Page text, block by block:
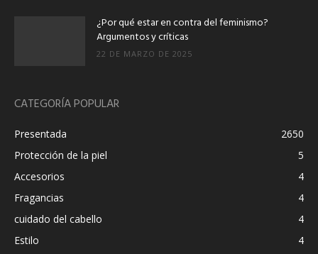
¿Por qué estar en contra del feminismo?
Argumentos y críticas
22 DE MARZO DE 2025
CATEGORÍA POPULAR
Presentada
2650
Protección de la piel
5
Accesorios
4
Fragancias
4
cuidado del cabello
4
Estilo
4